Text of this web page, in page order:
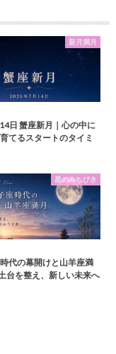
新月満月
日 蟹座新月｜心の中に
てるスタートのタイミ
星のみちびき
代の幕開けと山羊座満
台を整え、新しい未来へ